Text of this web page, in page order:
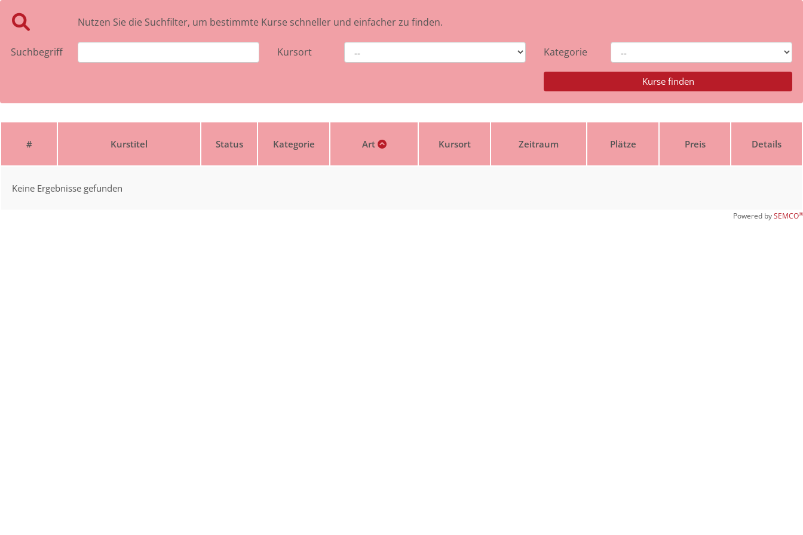
Nutzen Sie die Suchfilter, um bestimmte Kurse schneller und einfacher zu finden.
Suchbegriff Kursort Kategorie
# Kurstitel Status Kategorie Art Kursort Zeitraum Plätze Preis Details
Keine Ergebnisse gefunden
Powered bySEMCO®